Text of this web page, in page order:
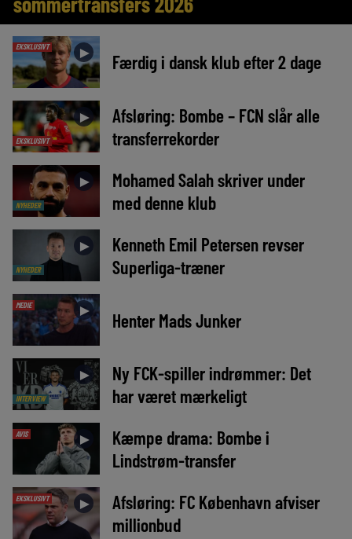
EKSKLUSIVT ► Færdig i dansk klub efter 2 dage
EKSKLUSIVT
►
Afsløring: Bombe – FCN slår alle
transferrekorder
NYHEDER
►
Mohamed Salah skriver under
med denne klub
NYHEDER
►
Kenneth Emil Petersen revser
Superliga-træner
MEDIE ► Henter Mads Junker
INTERVIEW
►
Ny FCK-spiller indrømmer: Det
har været mærkeligt
AVIS ►
Kæmpe drama: Bombe i
Lindstrøm-transfer
EKSKLUSIVT ►
Afsløring: FC København afviser
millionbud